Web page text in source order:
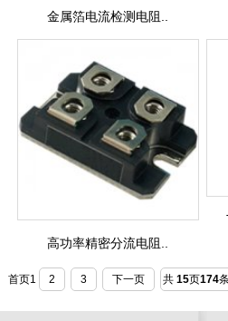
金属箔电流检测电阻..
高功率精密分流电阻..
首页1 2 3 下一页 共 15页174条